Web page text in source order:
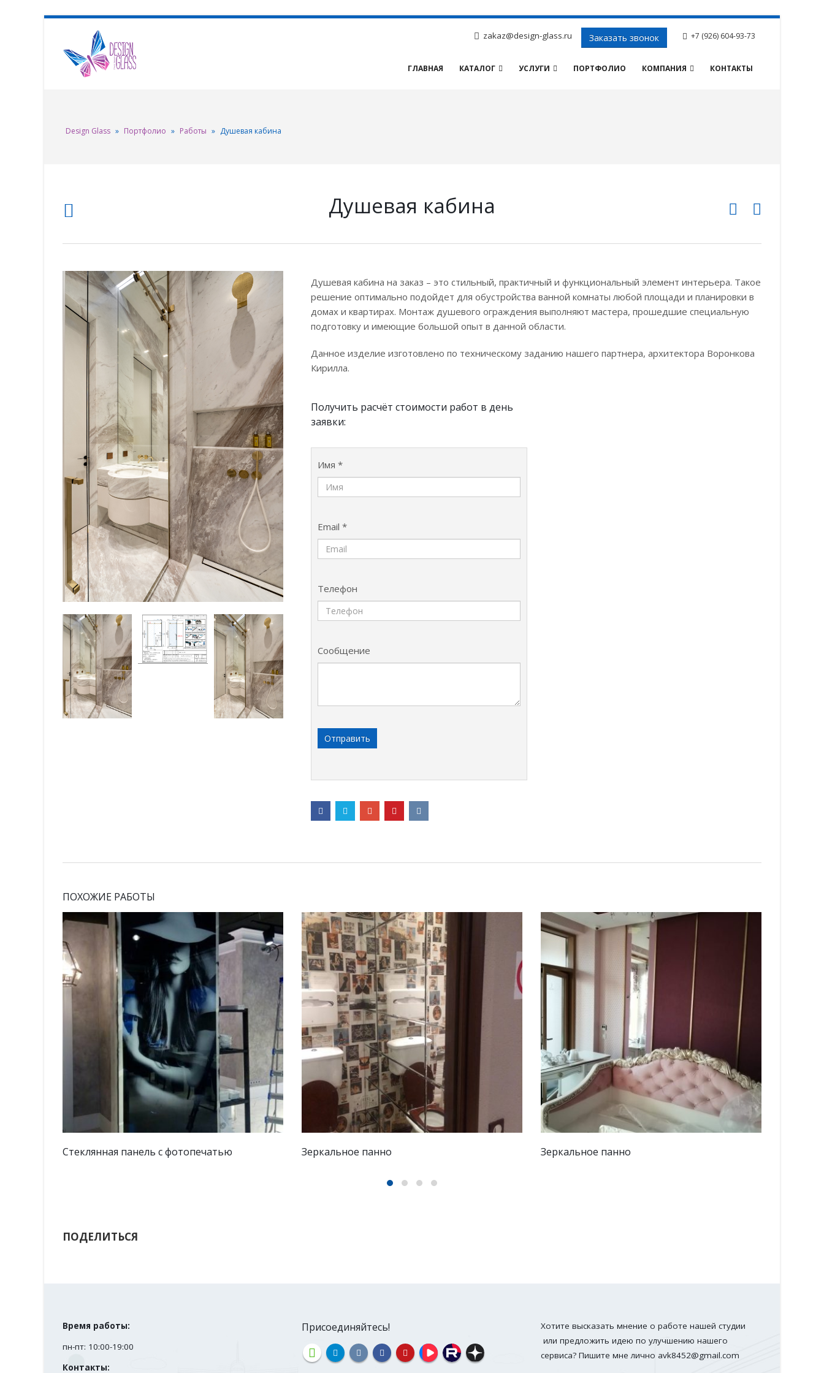
zakaz@design-glass.ru Заказать звонок +7 (926) 604-93-73
ГЛАВНАЯ КАТАЛОГ УСЛУГИ ПОРТФОЛИО КОМПАНИЯ КОНТАКТЫ
Design Glass » Портфолио » Работы » Душевая кабина
Душевая кабина
Душевая кабина на заказ – это стильный, практичный и функциональный элемент интерьера. Такое
решение оптимально подойдет для обустройства ванной комнаты любой площади и планировки в
домах и квартирах. Монтаж душевого ограждения выполняют мастера, прошедшие специальную
подготовку и имеющие большой опыт в данной области.
Данное изделие изготовлено по техническому заданию нашего партнера, архитектора Воронкова
Кирилла.
Получить расчёт стоимости работ в день
заявки:
Имя *
Email *
Телефон
Сообщение
ПОХОЖИЕ РАБОТЫ
Стеклянная панель с фотопечатью Зеркальное панно Зеркальное панно
ПОДЕЛИТЬСЯ
Время работы:
пн-пт: 10:00-19:00
Контакты:
Присоединяйтесь!
Хотите высказать мнение о работе нашей студии
или предложить идею по улучшению нашего
сервиса? Пишите мне лично avk8452@gmail.com